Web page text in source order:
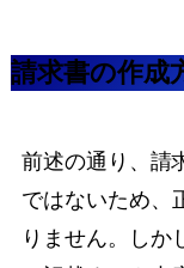
請求書の作成
前述の通り、請
ではないため、
りません。しか